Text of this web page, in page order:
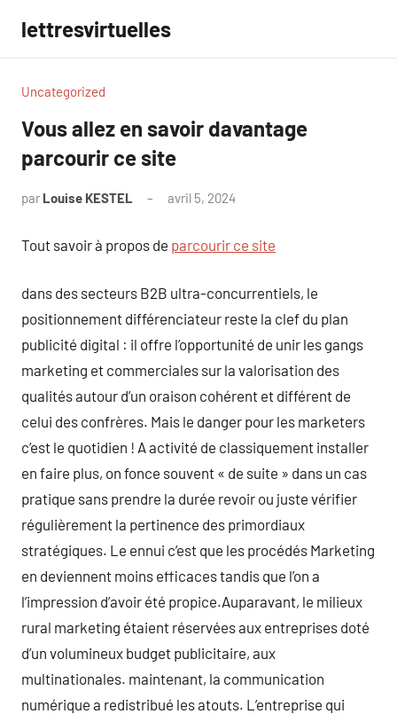
contenu
lettresvirtuelles
Uncategorized
Vous allez en savoir davantage
parcourir ce site
par Louise KESTEL avril 5, 2024
Tout savoir à propos de parcourir ce site
dans des secteurs B2B ultra-concurrentiels, le
positionnement différenciateur reste la clef du plan
publicité digital : il offre l’opportunité de unir les gangs
marketing et commerciales sur la valorisation des
qualités autour d’un oraison cohérent et différent de
celui des confrères. Mais le danger pour les marketers
c’est le quotidien ! A activité de classiquement installer
en faire plus, on fonce souvent « de suite » dans un cas
pratique sans prendre la durée revoir ou juste vérifier
régulièrement la pertinence des primordiaux
stratégiques. Le ennui c’est que les procédés Marketing
en deviennent moins efficaces tandis que l’on a
l’impression d’avoir été propice.Auparavant, le milieux
rural marketing étaient réservées aux entreprises doté
d’un volumineux budget publicitaire, aux
multinationales. maintenant, la communication
numérique a redistribué les atouts. L’entreprise qui